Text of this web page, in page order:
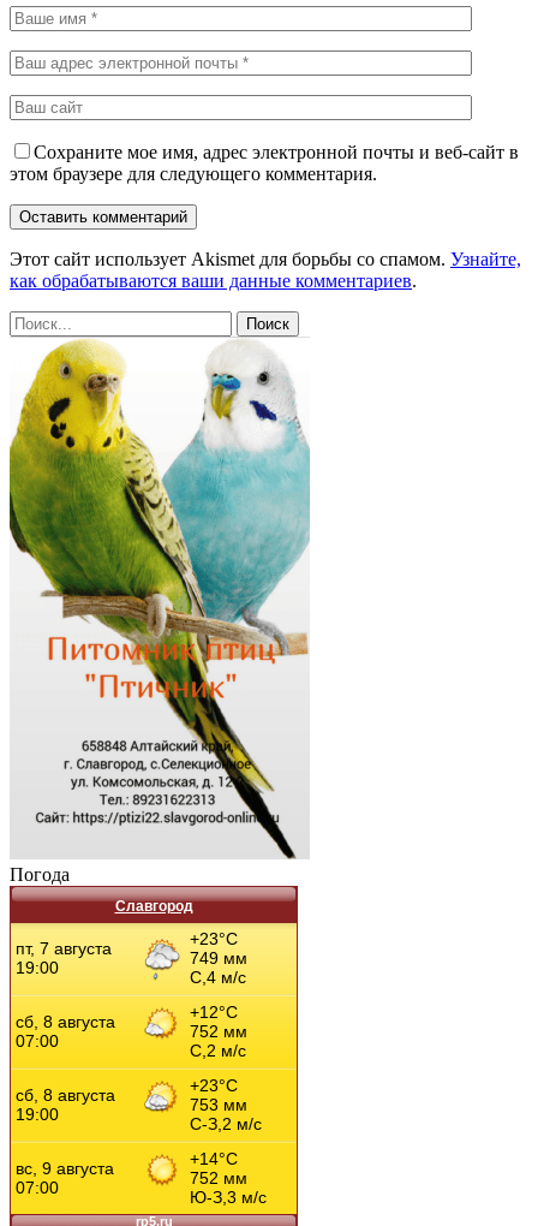
Сохраните мое имя, адрес электронной почты и веб-сайт в
этом браузере для следующего комментария.
Этот сайт использует Akismet для борьбы со спамом. Узнайте,
как обрабатываются ваши данные комментариев.
Погода
Славгород